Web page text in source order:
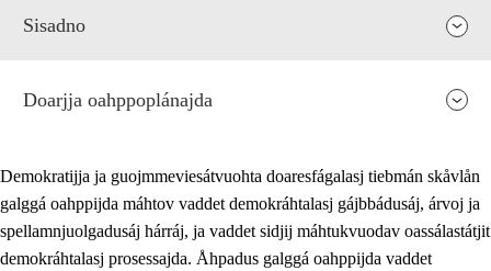
Sisadno
Doarjja oahppoplánajda
Demokratijja ja guojmmeviesátvuohta doaresfágalasj tiebmán skåvlån
galggá oahppijda máhtov vaddet demokráhtalasj gájbbádusáj, árvoj ja
spellamnjuolgadusáj hárráj, ja vaddet sidjij máhtukvuodav oassálastátjit
demokráhtalasj prosessajda. Åhpadus galggá oahppijda vaddet